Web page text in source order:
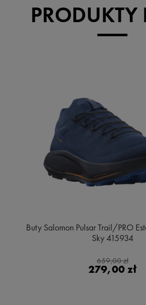
Buty Salomon Pulsar Trail/PRO
Sky 415934
659,00 zł
279,00 zł